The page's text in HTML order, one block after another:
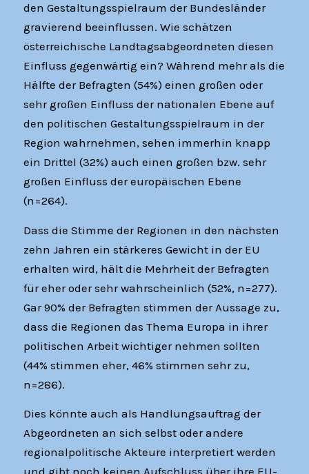
den Gestaltungsspielraum der Bundesländer
gravierend beeinflussen. Wie schätzen
österreichische Landtagsabgeordneten diesen
Einfluss gegenwärtig ein? Während mehr als die
Hälfte der Befragten (54%) einen großen oder
sehr großen Einfluss der nationalen Ebene auf
den politischen Gestaltungsspielraum in der
Region wahrnehmen, sehen immerhin knapp
ein Drittel (32%) auch einen großen bzw. sehr
großen Einfluss der europäischen Ebene
(n=264).
Dass die Stimme der Regionen in den nächsten
zehn Jahren ein stärkeres Gewicht in der EU
erhalten wird, hält die Mehrheit der Befragten
für eher oder sehr wahrscheinlich (52%, n=277).
Gar 90% der Befragten stimmen der Aussage zu,
dass die Regionen das Thema Europa in ihrer
politischen Arbeit wichtiger nehmen sollten
(44% stimmen eher, 46% stimmen sehr zu,
n=286).
Dies könnte auch als Handlungsauftrag der
Abgeordneten an sich selbst oder andere
regionalpolitische Akteure interpretiert werden